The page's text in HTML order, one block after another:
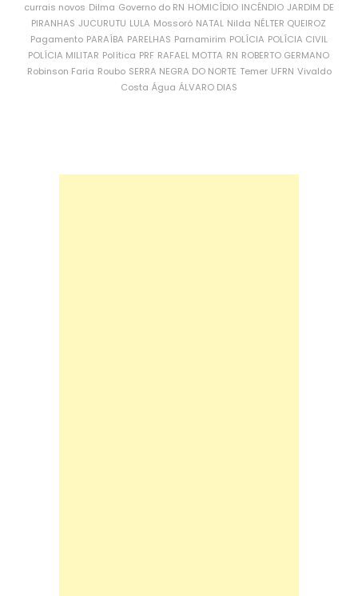
currais novos Dilma Governo do RN HOMICÍDIO INCÊNDIO JARDIM DE
PIRANHAS JUCURUTU LULA Mossoró NATAL Nilda NÉLTER QUEIROZ
Pagamento PARAÍBA PARELHAS Parnamirim POLÍCIA POLÍCIA CIVIL
POLÍCIA MILITAR Política PRF RAFAEL MOTTA RN ROBERTO GERMANO
Robinson Faria Roubo SERRA NEGRA DO NORTE Temer UFRN Vivaldo
Costa Água ÁLVARO DIAS